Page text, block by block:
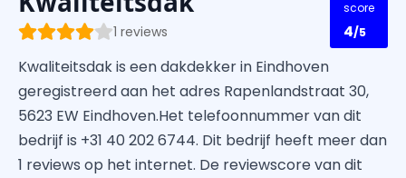
1 reviews
score
4/5
Kwaliteitsdak is een dakdekker in Eindhoven
geregistreerd aan het adres Rapenlandstraat 30,
5623 EW Eindhoven.Het telefoonnummer van dit
bedrijf is +31 40 202 6744. Dit bedrijf heeft meer dan
1 reviews op het internet. De reviewscore van dit